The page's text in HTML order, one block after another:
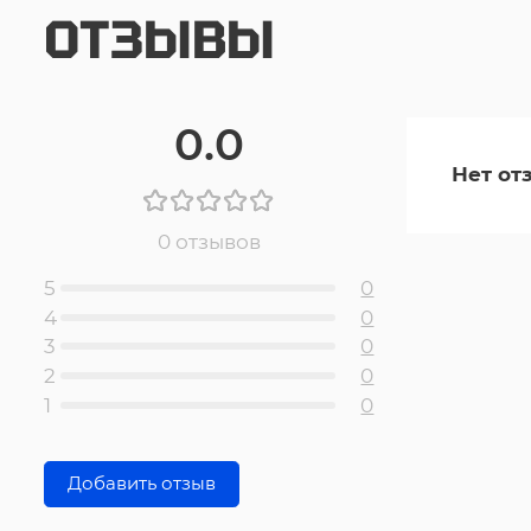
ОТЗЫВЫ
0.0
0 отзывов
5
0
4
0
3
0
2
0
1
0
Добавить отзыв
Нет